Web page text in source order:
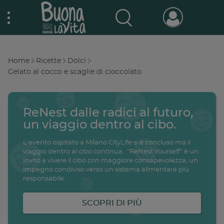
to
Nestlé Buona la vita
navigation
Archivio promozioni
Buono a sapersi
salute famiglia intolleranze
Ricette
Antipasti
Secondi piatti
Breadcrumb
Home Ricette
Dolci
Gelato al cocco e scaglie di cioccolato
ReNest dalle radici al futuro,
un viaggio dentro al cibo.
L'evento ospitato a Milano CityLife si è concluso ma il
viaggio dentro al cibo continua. “ReNest Yourself” è un
invito a vivere il cibo con maggiore consapevolezza, un
impegno condiviso verso un sistema alimentare più
responsabile.
SCOPRI DI PIÙ